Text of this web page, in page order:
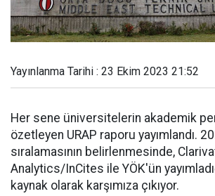
Yayınlanma Tarihi : 23 Ekim 2023 21:52
Her sene üniversitelerin akademik
özetleyen URAP raporu yayımlandı.
sıralamasının belirlenmesinde,
Analytics/InCites ile YÖK'ün
kaynak olarak karşımıza çıkıyor.